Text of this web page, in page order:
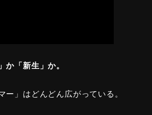
か「新生」か。
ー」はどんどん広がっている。